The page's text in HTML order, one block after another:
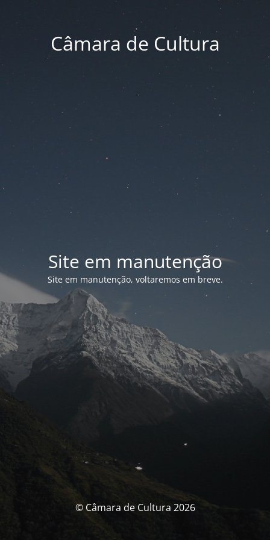
Câmara de Cultura
Site em manutenção
Site em manutenção, voltaremos em breve.
© Câmara de Cultura 2026